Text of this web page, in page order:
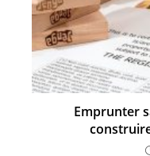
Emprunter